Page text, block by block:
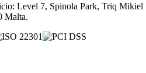
Level 7, Spinola Park, Triq Mikiel
Malta.